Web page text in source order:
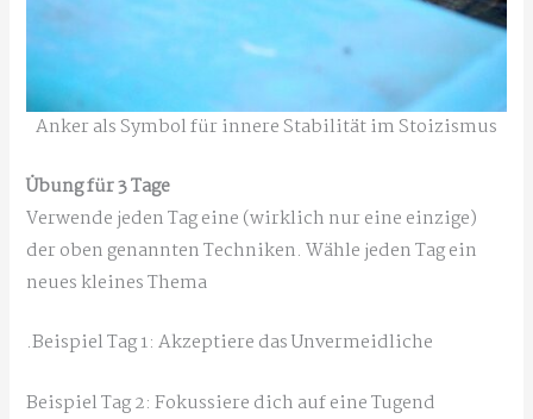
Anker als Symbol für innere Stabilität im Stoizismus
Übung für 3 Tage
Verwende jeden Tag eine (wirklich nur eine einzige)
der oben genannten Techniken. Wähle jeden Tag ein
neues kleines Thema
.Beispiel Tag 1: Akzeptiere das Unvermeidliche
Beispiel Tag 2: Fokussiere dich auf eine Tugend